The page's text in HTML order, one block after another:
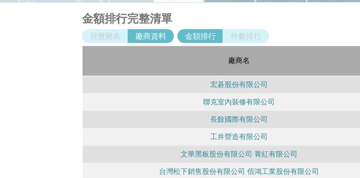
金額排行完整清單
視覺圖表 廠商資料 金額排行 件數排行
廠商名
宏碁股份有限公司
聯克室內裝修有限公司
長餘國際有限公司
工井營造有限公司
文華黑板股份有限公司 菁紅有限公司
台灣松下銷售股份有限公司 佰鴻工業股份有限公司